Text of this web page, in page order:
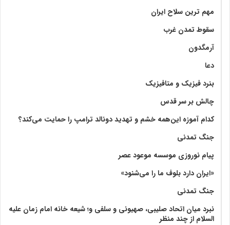
مهم ترین سلاح ایران
سقوط تمدن غرب
آرمگدون
دعا
بنرد فیزیک و متافیزیک
چالش بر سر قدس
کدام آموزه این‌همه خشم و تهدید دونالد ترامپ را حمایت می‌کند؟
جنگ تمدنی
پیام نوروزی موسسه موعود عصر
«ایران دارد بلوف ما را می‌شنود»
جنگ تمدنی
نبرد میان اتحاد صلیبی، صهیونی و سلفی و؛ شیعه خانه امام زمان علیه
السلام از چند منظر